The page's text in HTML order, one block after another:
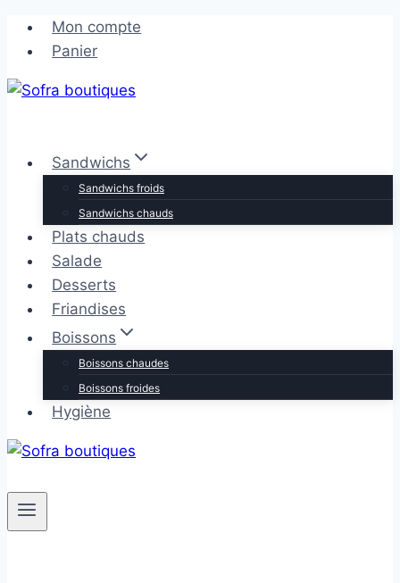
Aller
contenu
Aller
contenu
Mon compte
Panier
Sandwichs
Sandwichs froids
Sandwichs chauds
Plats chauds
Salade
Desserts
Friandises
Boissons
Boissons chaudes
Boissons froides
Hygiène